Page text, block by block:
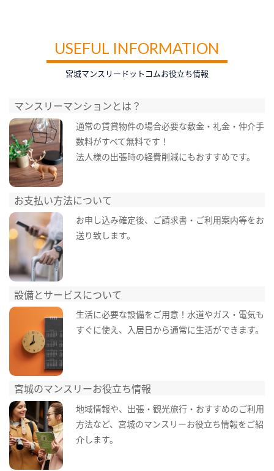
USEFUL INFORMATION
宮城マンスリードットコムお役立ち情報
マンスリーマンションとは？
通常の賃貸物件の場合必要な敷金・礼金・仲介手
数料がすべて無料です！
法人様の出張時の経費削減にもおすすめです。
お支払い方法について
お申し込み確定後、ご請求書・ご利用案内等をお
送り致します。
設備とサービスについて
生活に必要な設備をご用意！水道やガス・電気も
すぐに使え、入居日から通常に生活ができます。
宮城のマンスリーお役立ち情報
地域情報や、出張・観光旅行・おすすめのご利用
方法など、宮城のマンスリーお役立ち情報をご紹
介します。